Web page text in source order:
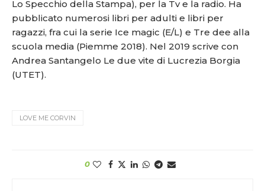
Lo Specchio della Stampa), per la Tv e la radio. Ha
pubblicato numerosi libri per adulti e libri per
ragazzi, fra cui la serie Ice magic (E/L) e Tre dee alla
scuola media (Piemme 2018). Nel 2019 scrive con
Andrea Santangelo Le due vite di Lucrezia Borgia
(UTET).
LOVE ME CORVIN
0